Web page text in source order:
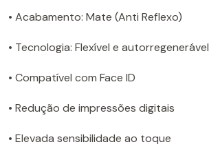
• Acabamento: Mate (Anti Reflexo)
• Tecnologia: Flexível e autorregenerável
• Compatível com Face ID
• Redução de impressões digitais
• Elevada sensibilidade ao toque